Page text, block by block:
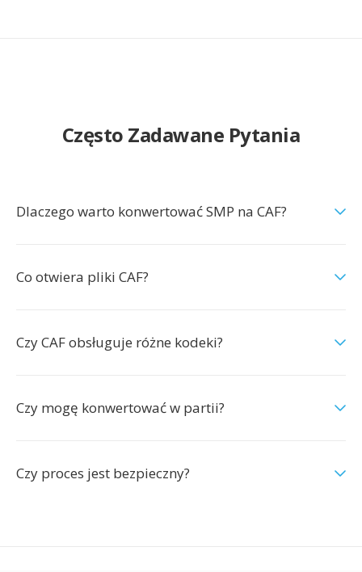
Często Zadawane Pytania
Dlaczego warto konwertować SMP na CAF?
Co otwiera pliki CAF?
Czy CAF obsługuje różne kodeki?
Czy mogę konwertować w partii?
Czy proces jest bezpieczny?